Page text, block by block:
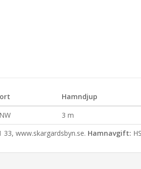
Hamndjup
3 m
www.skargardsbyn.se. Hamnavgift: